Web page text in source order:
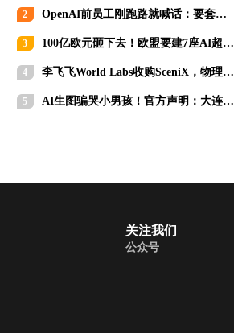
2
OpenAI前员工刚跑路就喊话：要套现
3
100亿欧元砸下去！欧盟要建7座AI超级
4
李飞飞World Labs收购SceniX，物理AI
5
AI生图骗哭小男孩！官方声明：大连海
关注我们
公众号